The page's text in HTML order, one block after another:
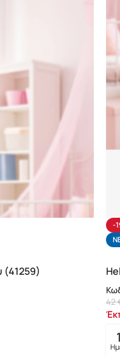
(41259)
-
42